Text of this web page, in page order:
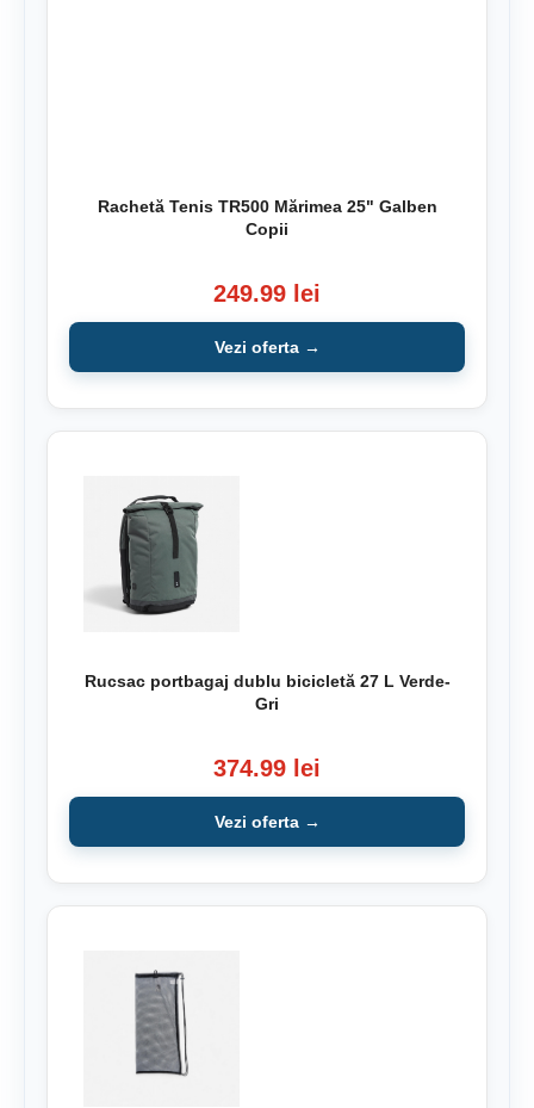
Rachetă Tenis TR500 Mărimea 25" Galben
Copii
249.99 lei
Vezi oferta →
Rucsac portbagaj dublu bicicletă 27 L Verde-
Gri
374.99 lei
Vezi oferta →